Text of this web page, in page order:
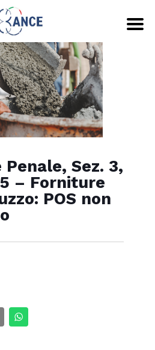
Penale, Sez. 3,
– Forniture
POS non